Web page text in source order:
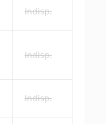
Indisp.
Indisp.
Indisp.